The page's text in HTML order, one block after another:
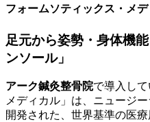
フォームソティックス・メ
足元から姿勢・身体機
ンソール」
アーク鍼灸整骨院で導入して
メディカル」は、ニュージ
開発された、世界基準の医療